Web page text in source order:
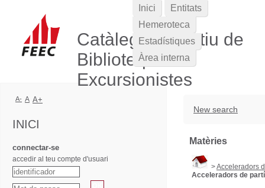
Catàleg Col·lectiu de
Biblioteques
Excursionistes
New search
Matèries
>Acceleradors
Acceleradors de
Inici
Entitats
Hemeroteca
Estadístiques
Àrea interna
A- A A+
INICI
connectar-se
accedir al teu compte d'usuari